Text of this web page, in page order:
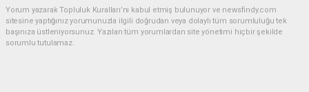
Yorum yazarak Topluluk Kuralları’nı kabul etmiş bulunuyor ve newsfindy.com
sitesine yaptığınız yorumunuzla ilgili doğrudan veya dolaylı tüm sorumluluğu tek
başınıza üstleniyorsunuz. Yazılan tüm yorumlardan site yönetimi hiçbir şekilde
sorumlu tutulamaz.